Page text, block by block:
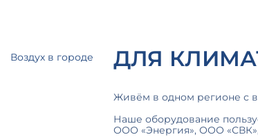
Воздух в городе ДЛЯ
Живём в одном регионе с
Наше оборудование
ООО «Энергия», ООО